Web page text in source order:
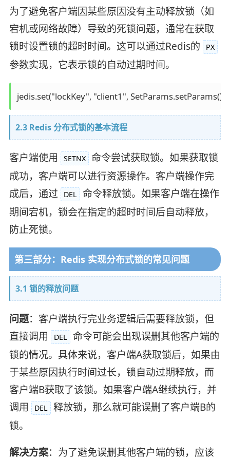
为了避免客户端因某些原因没有主动释放锁（如
宕机或网络故障）导致的死锁问题，通常在获取
锁时设置锁的超时时间。这可以通过Redis的
PX
参数实现，它表示锁的自动过期时间。
jedis.set("lockKey", "client1",
2.3 Redis 分布式锁的基本流程
客户端使用 SETNX 命令尝试获取锁。如果获取锁
成功，客户端可以进行资源操作。客户端操作完
成后，通过
DEL 命令释放锁。如果客户端在操作
期间宕机，锁会在指定的超时时间后自动释放，
防止死锁。
第三部分：Redis 实现分布式锁的常见问题
3.1 锁的释放问题
问题：客户端执行完业务逻辑后需要释放锁，但
直接调用
DEL
命令可能会出现误删其他客户端的
锁的情况。具体来说，客户端A获取锁后，如果由
于某些原因执行时间过长，锁自动过期释放，而
客户端B获取了该锁。如果客户端A继续执行，并
调用
DEL
释放锁，那么就可能误删了客户端B的
锁。
解决方案：为了避免误删其他客户端的锁，应该